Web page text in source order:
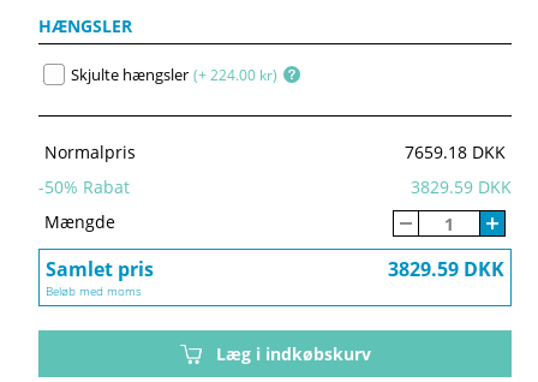
HÆNGSLER
Skjulte hængsler (+ 224.00 kr)
Normalpris
7659.18 DKK
-50% Rabat
3829.59 DKK
Mængde
Samlet pris 3829.59 DKK
Beløb med moms
Læg i indkøbskurv